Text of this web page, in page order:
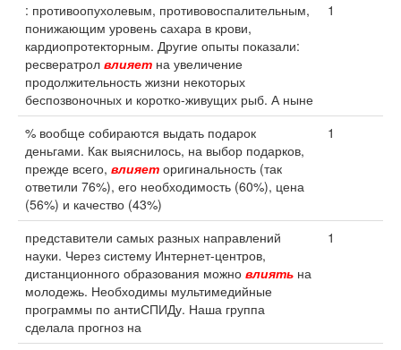
: противоопухолевым, противовоспалительным,
понижающим уровень сахара в крови,
кардиопротекторным. Другие опыты показали:
ресвератрол влияет на увеличение
продолжительность жизни некоторых
беспозвоночных и коротко-живущих рыб. А ныне
1
% вообще собираются выдать подарок
деньгами. Как выяснилось, на выбор подарков,
прежде всего, влияет оригинальность (так
ответили 76%), его необходимость (60%), цена
(56%) и качество (43%)
1
представители самых разных направлений
науки. Через систему Интернет-центров,
дистанционного образования можно влиять на
молодежь. Необходимы мультимедийные
программы по антиСПИДу. Наша группа
сделала прогноз на
1